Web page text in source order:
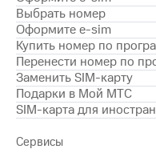
Тарифы
Интернет,
ТВ и телефон
для дома
Услуги
МТС
Акции
для дома
Выбрать номер
Оформите e-sim
Купить номер по
Перенести номер по
Заменить SIM-карту
Подарки в Мой МТС
SIM-карта для
Сервисы